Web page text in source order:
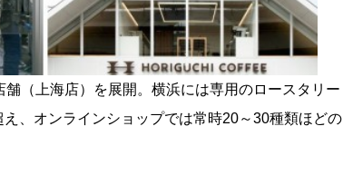
（上海店）を展開。横浜には専用のロースタリー
、オンラインショップでは常時20～30種類ほどの